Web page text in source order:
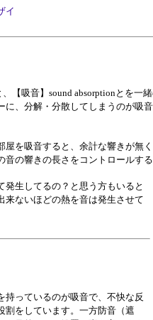
イ
【吸音】sound absorptionとを
に、分解・分散してしまうのが吸
屋を吸音すると、余計な響きが無
音の響きの長さをコントロールす
発生してるの？と思う方もいると
来ないほどの熱を音は発生させて
持っているのが吸音で、不快な反
割をしています。一方防音（遮